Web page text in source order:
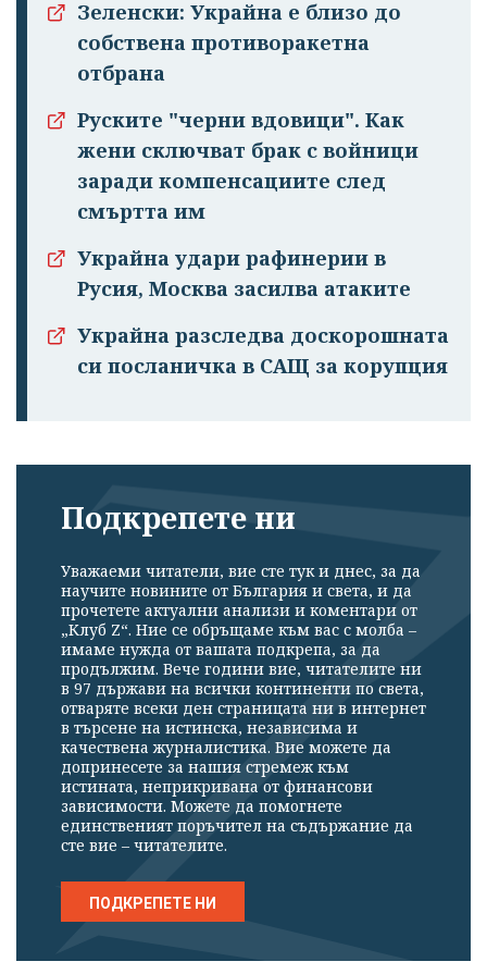
излязохте от
профила си!
Зеленски: Украйна е близо до
собствена противоракетна
отбрана
Руските "черни вдовици". Как
жени сключват брак с войници
заради компенсациите след
смъртта им
Украйна удари рафинерии в
Русия, Москва засилва атаките
Украйна разследва доскорошната
си посланичка в САЩ за корупция
Подкрепете ни
Уважаеми читатели, вие сте тук и днес, за да
научите новините от България и света, и да
прочетете актуални анализи и коментари от
„Клуб Z“. Ние се обръщаме към вас с молба –
имаме нужда от вашата подкрепа, за да
продължим. Вече години вие, читателите ни
в 97 държави на всички континенти по света,
отваряте всеки ден страницата ни в интернет
в търсене на истинска, независима и
качествена журналистика. Вие можете да
допринесете за нашия стремеж към
истината, неприкривана от финансови
зависимости. Можете да помогнете
единственият поръчител на съдържание да
сте вие – читателите.
ПОДКРЕПЕТЕ НИ